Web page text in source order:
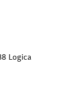
Logica